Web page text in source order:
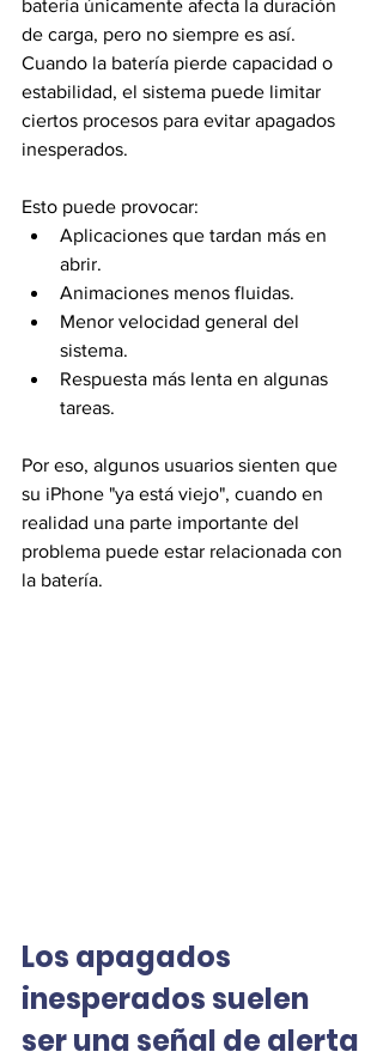
batería únicamente afecta la duración
de carga, pero no siempre es así.
Cuando la batería pierde capacidad o
estabilidad, el sistema puede limitar
ciertos procesos para evitar apagados
inesperados.
Esto puede provocar:
Aplicaciones que tardan más en
abrir.
Animaciones menos fluidas.
Menor velocidad general del
sistema.
Respuesta más lenta en algunas
tareas.
Por eso, algunos usuarios sienten que
su iPhone "ya está viejo", cuando en
realidad una parte importante del
problema puede estar relacionada con
la batería.
Los apagados
inesperados suelen
ser una señal de alerta